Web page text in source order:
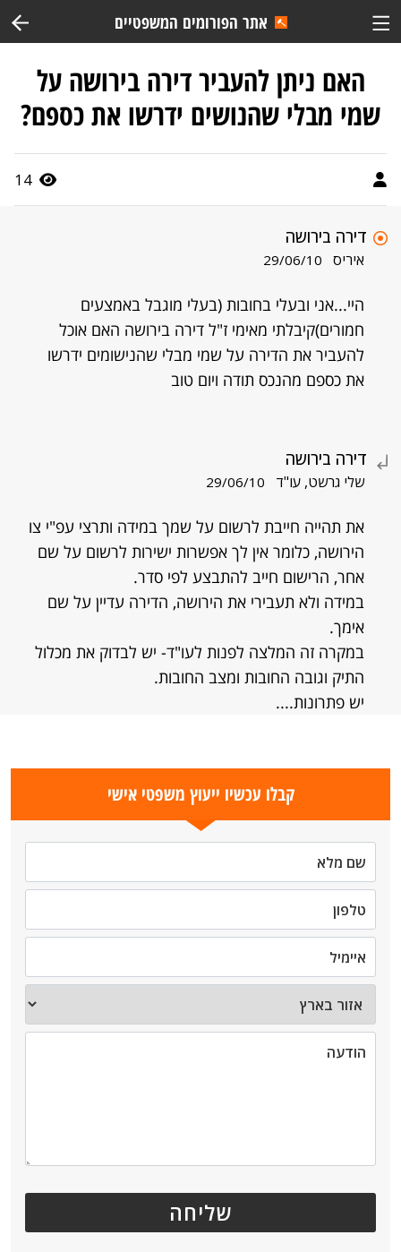
אתר הפורומים המשפטיים
האם ניתן להעביר דירה בירושה על
שמי מבלי שהנושים ידרשו את כספם?
14
דירה בירושה
איריס 29/06/10
היי...אני ובעלי בחובות (בעלי מוגבל באמצעים
חמורים)קיבלתי מאימי ז"ל דירה בירושה האם אוכל
להעביר את הדירה על שמי מבלי שהנישומים ידרשו
את כספם מהנכס תודה ויום טוב
דירה בירושה
שלי גרשט, עו"ד 29/06/10
את תהייה חייבת לרשום על שמך במידה ותרצי עפ"י צו
הירושה, כלומר אין לך אפשרות ישירות לרשום על שם
אחר, הרישום חייב להתבצע לפי סדר.
במידה ולא תעבירי את הירושה, הדירה עדיין על שם
אימך.
במקרה זה המלצה לפנות לעו"ד- יש לבדוק את מכלול
התיק וגובה החובות ומצב החובות.
יש פתרונות....
קבלו עכשיו ייעוץ משפטי אישי